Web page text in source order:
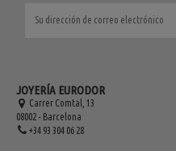
JOYERÍA EURODOR
Carrer Comtal, 13
08002 - Barcelona
+34 93 304 06 28